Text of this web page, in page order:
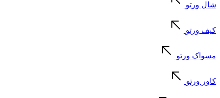
شال ورتو
کیف ورتو
مسواک ورتو
کاور ورتو